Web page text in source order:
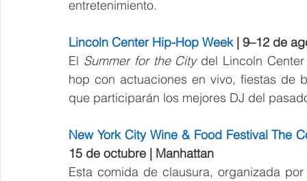
entretenimiento.
Lincoln Center Hip-Hop Week | 9–12 de
El Summer for the City del Lincoln
hop con actuaciones en vivo, fiestas de
que participarán los mejores DJ del
New York City Wine & Food Festival The
15 de octubre | Manhattan
Esta comida de clausura, organizada